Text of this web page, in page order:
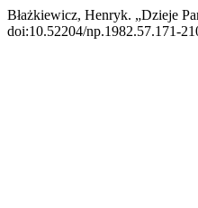
Błażkiewicz, Henryk. „Dzieje
doi:10.52204/np.1982.57.171-